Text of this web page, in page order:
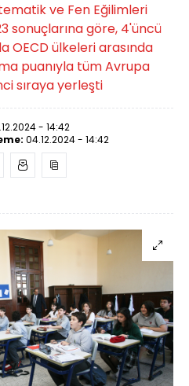
ve Fen Eğilimleri
sonuçlarına göre, 4'üncü
OECD ülkeleri arasında
puanıyla tüm Avrupa
sıraya yerleşti
- 14:42
04.12.2024 - 14:42